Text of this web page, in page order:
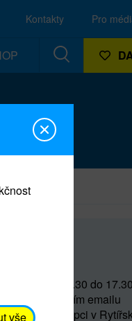
Kontakty Pro
15 a od 15.30 do
(prostřednictvím emailu
547) na recepci v
vše